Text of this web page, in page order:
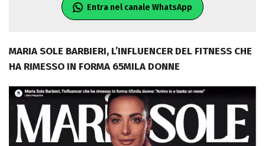
Entra nel canale WhatsApp
MARIA SOLE BARBIERI, L’INFLUENCER DEL FITNESS CHE
HA RIMESSO IN FORMA 65MILA DONNE